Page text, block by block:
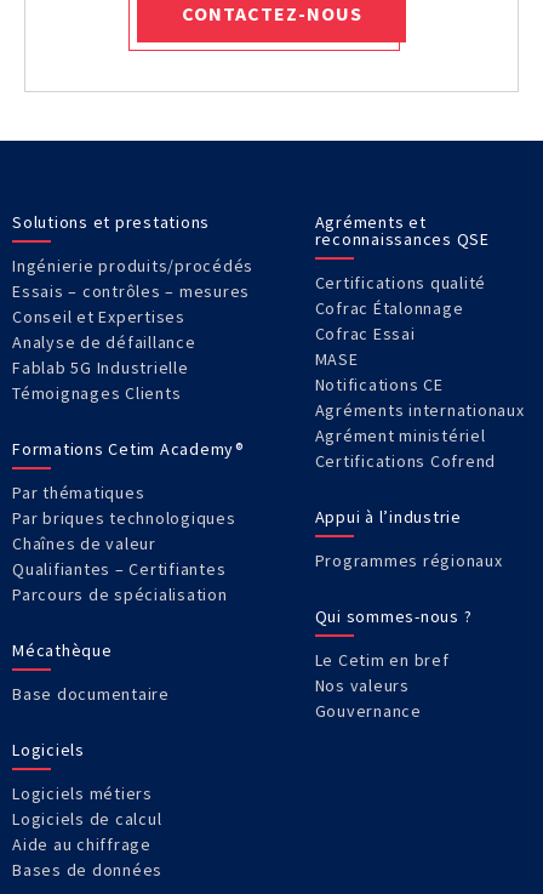
CONTACTEZ-NOUS
Solutions et prestations
Ingénierie produits/procédés
Essais – contrôles – mesures
Conseil et Expertises
Analyse de défaillance
Fablab 5G Industrielle
Témoignages Clients
Formations Cetim Academy®
Par thématiques
Par briques technologiques
Chaînes de valeur
Qualifiantes – Certifiantes
Parcours de spécialisation
Mécathèque
Base documentaire
Logiciels
Logiciels métiers
Logiciels de calcul
Aide au chiffrage
Bases de données
Agréments et
reconnaissances QSE
Certifications qualité
Cofrac Étalonnage
Cofrac Essai
MASE
Notifications CE
Agréments internationaux
Agrément ministériel
Certifications Cofrend
Appui à l’industrie
Programmes régionaux
Qui sommes-nous ?
Le Cetim en bref
Nos valeurs
Gouvernance